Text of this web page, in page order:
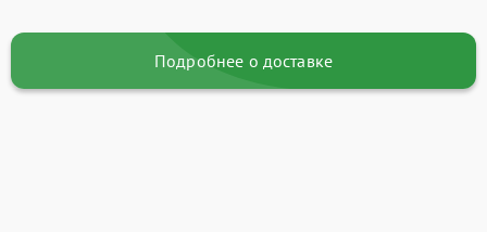
Подробнее о доставке